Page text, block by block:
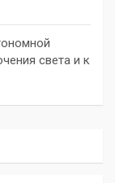
света и к